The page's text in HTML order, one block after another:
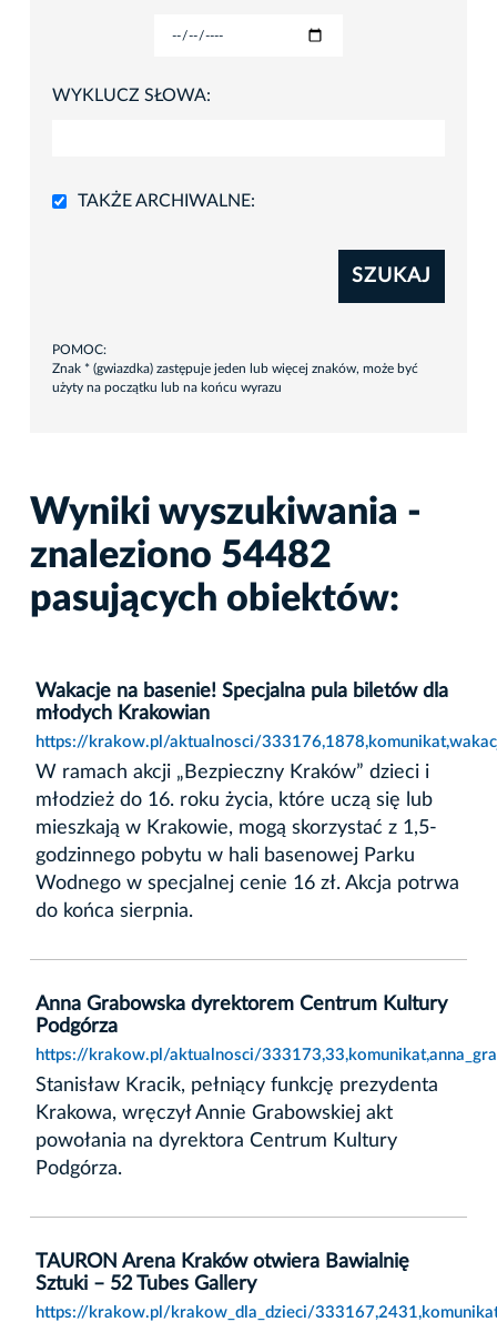
WYKLUCZ SŁOWA:
TAKŻE ARCHIWALNE:
SZUKAJ
POMOC:
Znak * (gwiazdka) zastępuje jeden lub więcej znaków, może być
użyty na początku lub na końcu wyrazu
Wyniki wyszukiwania -
znaleziono 54482
pasujących obiektów:
Wakacje na basenie! Specjalna pula biletów dla
młodych Krakowian
https://krakow.pl/aktualnosci/
W ramach akcji „Bezpieczny Kraków” dzieci i
młodzież do 16. roku życia, które uczą się lub
mieszkają w Krakowie, mogą skorzystać z 1,5-
godzinnego pobytu w hali basenowej Parku
Wodnego w specjalnej cenie 16 zł. Akcja potrwa
do końca sierpnia.
Anna Grabowska dyrektorem Centrum Kultury
Podgórza
https://krakow.pl/aktualnosci/
Stanisław Kracik, pełniący funkcję prezydenta
Krakowa, wręczył Annie Grabowskiej akt
powołania na dyrektora Centrum Kultury
Podgórza.
TAURON Arena Kraków otwiera Bawialnię
Sztuki – 52 Tubes Gallery
https://krakow.pl/krakow_dla_dzieci/